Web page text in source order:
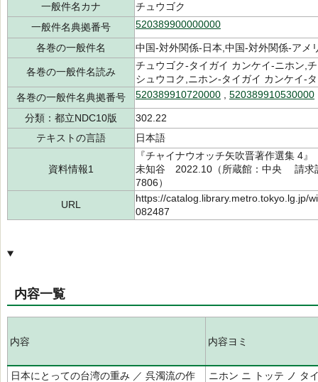
一般件名カナ
チュウゴク
一般件名典拠番号
520389900000000
各巻の一般件名 中国-対外関係-日本,中国-対外関係-アメ
各巻の一般件名読み
チュウゴク-タイガイ カンケイ-ニホン,
シュウコク,ニホン-タイガイ カンケイ-
各巻の一般件名典拠番号
520389910720000 520389910530000
分類：都立NDC10版
302.22
テキストの言語
日本語
資料情報1
『チャイナウオッチ矢吹晋著作選集
未知谷 2022.10（所蔵館：中央 請求
7806）
URL
https://catalog.library.metro.tokyo.lg.jp/
082487
内容一覧
内容 内容ヨミ
日本にとっての台湾の重み ／ 呉濁流の作
ニホン ニ トッテ ノ タ